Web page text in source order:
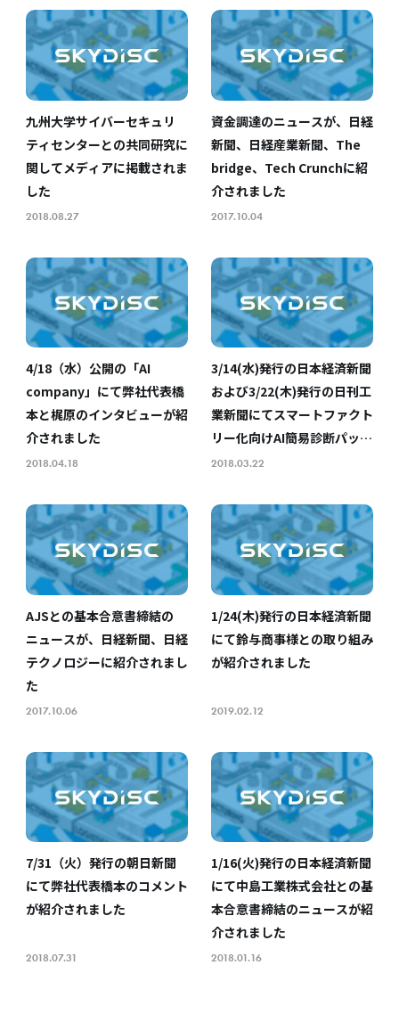
九州大学サイバーセキュリ
ティセンターとの共同研究に
関してメディアに掲載されま
した
2018.08.27
資金調達のニュースが、日経
新聞、日経産業新聞、The
bridge、Tech Crunchに紹
介されました
2017.10.04
4/18（水）公開の「AI
company」にて弊社代表橋
本と梶原のインタビューが紹
介されました
2018.04.18
3/14(水)発行の日本経済新聞
および3/22(木)発行の日刊工
業新聞にてスマートファクト
リー化向けAI簡易診断パッ
ケージリリースのニュースが
2018.03.22
AJSとの基本合意書締結の
ニュースが、日経新聞、日経
テクノロジーに紹介されまし
た
2017.10.06
1/24(木)発行の日本経済新聞
にて鈴与商事様との取り組み
が紹介されました
2019.02.12
7/31（火）発行の朝日新聞
にて弊社代表橋本のコメント
が紹介されました
2018.07.31
1/16(火)発行の日本経済新聞
にて中島工業株式会社との基
本合意書締結のニュースが紹
介されました
2018.01.16